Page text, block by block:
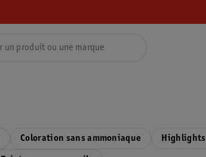
Coloration sans ammoniaque Highlights